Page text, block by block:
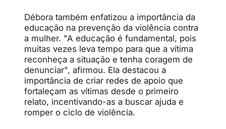
Débora também enfatizou a importância da
educação na prevenção da violência contra
a mulher. "A educação é fundamental, pois
muitas vezes leva tempo para que a vítima
reconheça a situação e tenha coragem de
denunciar", afirmou. Ela destacou a
importância de criar redes de apoio que
fortaleçam as vítimas desde o primeiro
relato, incentivando-as a buscar ajuda e
romper o ciclo de violência.